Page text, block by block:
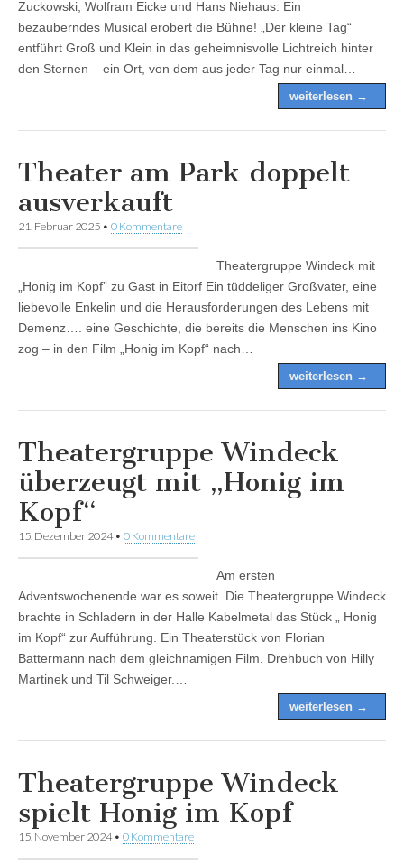
Zuckowski, Wolfram Eicke und Hans Niehaus. Ein
bezauberndes Musical erobert die Bühne! „Der kleine Tag“
entführt Groß und Klein in das geheimnisvolle Lichtreich hinter
den Sternen – ein Ort, von dem aus jeder Tag nur einmal…
weiterlesen →
Theater am Park doppelt
ausverkauft
21. Februar 2025 • 0 Kommentare
Theatergruppe Windeck mit
„Honig im Kopf” zu Gast in Eitorf Ein tüddeliger Großvater, eine
liebevolle Enkelin und die Herausforderungen des Lebens mit
Demenz…. eine Geschichte, die bereits die Menschen ins Kino
zog – in den Film „Honig im Kopf“ nach…
weiterlesen →
Theatergruppe Windeck
überzeugt mit „Honig im
Kopf“
15. Dezember 2024• 0 Kommentare
Am ersten
Adventswochenende war es soweit. Die Theatergruppe Windeck
brachte in Schladern in der Halle Kabelmetal das Stück „ Honig
im Kopf“ zur Aufführung. Ein Theaterstück von Florian
Battermann nach dem gleichnamigen Film. Drehbuch von Hilly
Martinek und Til Schweiger.…
weiterlesen →
Theatergruppe Windeck
spielt Honig im Kopf
15. November 2024• 0 Kommentare